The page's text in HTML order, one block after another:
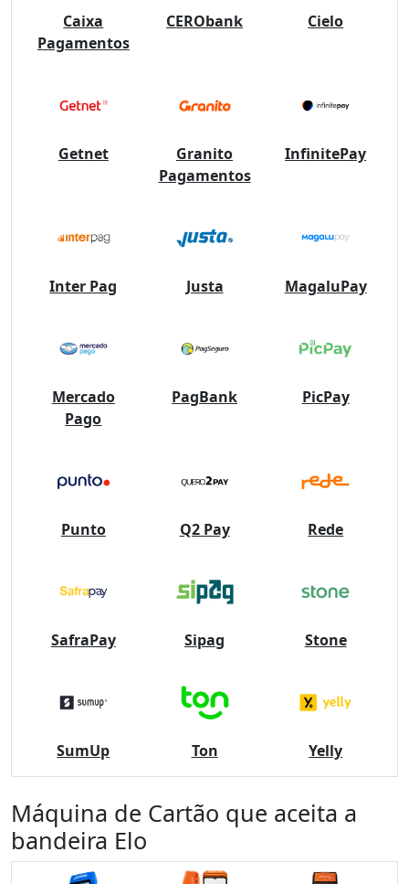
Caixa
Pagamentos
CERObank Cielo
Getnet
Granito
Pagamentos
InfinitePay
Inter Pag Justa MagaluPay
Mercado
Pago
PagBank PicPay
Punto Q2 Pay Rede
SafraPay Sipag Stone
SumUp Ton Yelly
Máquina de Cartão que aceita a
bandeira Elo